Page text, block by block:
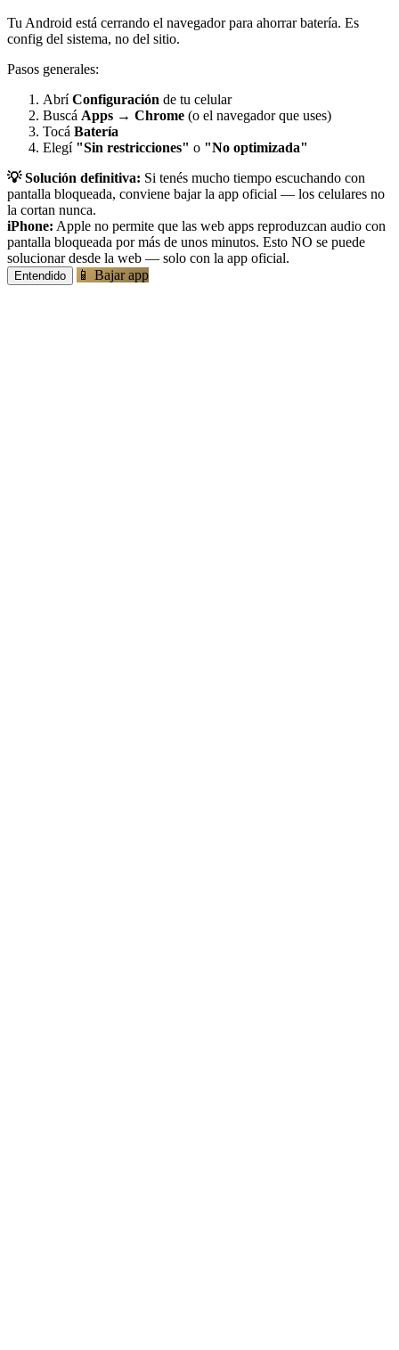
Tu Android está cerrando el navegador para ahorrar batería. Es
config del sistema, no del sitio.
Pasos generales:
AbríConfiguración de tu celular
Buscá Apps → Chrome (o el navegador que uses)
Tocá Batería
Elegí "Sin restricciones" o "No optimizada"
💡 Solución definitiva: Si tenés mucho tiempo escuchando con
pantalla bloqueada, conviene bajar la app oficial — los celulares no
la cortan nunca.
iPhone: Apple no permite que las web apps reproduzcan audio con
pantalla bloqueada por más de unos minutos. Esto NO se puede
solucionar desde la web — solo con la app oficial.
Entendido 📱 Bajar app